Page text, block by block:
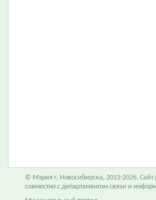
© Мэрия г. Новосибирска, 2013-2026.
совместно с департаментом связи и